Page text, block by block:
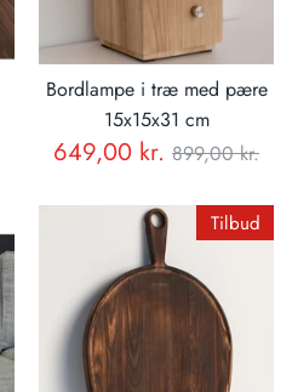
Bordlampe i træ med pære
15x15x31 cm
649,00 kr. Normal
899,00 kr.
Tilbud